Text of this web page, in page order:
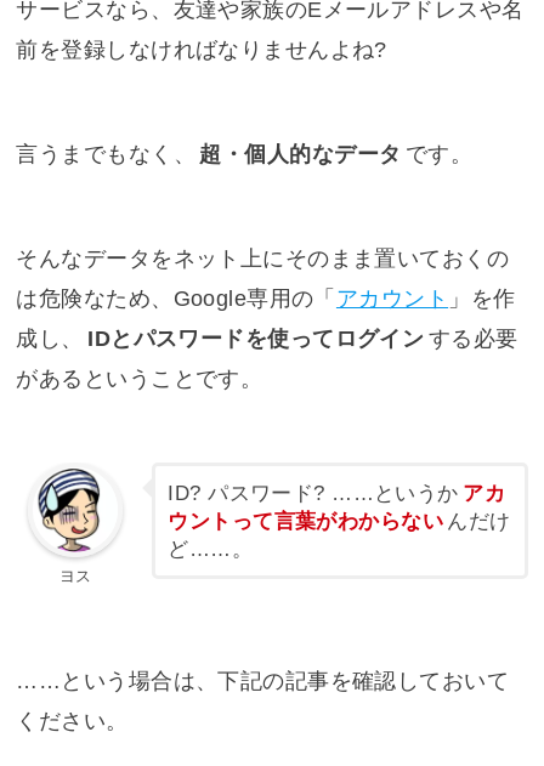
サービスなら、友達や家族のEメールアドレスや名
前を登録しなければなりませんよね?
言うまでもなく、 超・個人的なデータ です。
そんなデータをネット上にそのまま置いておくの
は危険なため、Google専用の「 アカウント 」を作
成し、
IDとパスワードを使ってログイン する必要
があるということです。
ヨス
ID? パスワード? ……というか アカ
ウントって言葉がわからない んだけ
ど……。
……という場合は、下記の記事を確認しておいて
ください。